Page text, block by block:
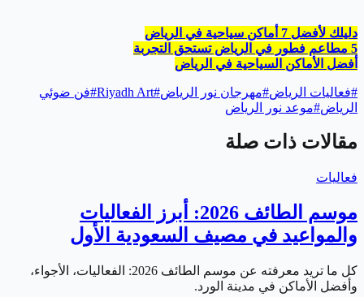
دليلك لأفضل 7 أماكن سياحية في الرياض
5 مطاعم فطور في الرياض تستحق التجربة
أفضل الأماكن السياحية في الرياض
#فعاليات الرياض#مهرجان نور الرياض#
Riyadh Art
#فن ضوئي
الرياض#موعد نور الرياض
مقالات ذات صلة
فعاليات
موسم الطائف 2026: أبرز الفعاليات
والمواعيد في مصيف السعودية الأول
كل ما تريد معرفته عن موسم الطائف 2026: الفعاليات، الأجواء،
وأفضل الأماكن في مدينة الورد.